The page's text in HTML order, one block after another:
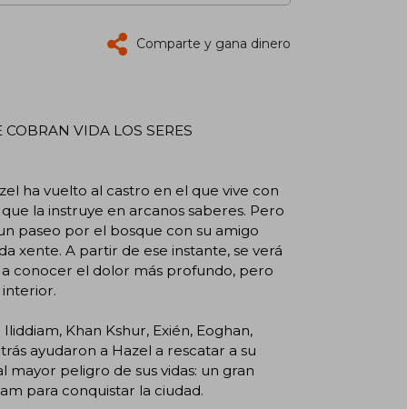
Comparte y gana dinero
VIDA LOS SERES
ha vuelto al castro en el que vive con
la instruye en arcanos saberes. Pero
paseo por el bosque con su amigo
xente. A partir de ese instante, se verá
conocer el dolor más profundo, pero
Khan Kshur, Exién, Eoghan,
ayudaron a Hazel a rescatar a su
peligro de sus vidas: un gran
para conquistar la ciudad.